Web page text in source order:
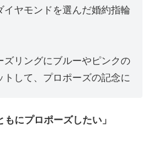
イヤモンドを選んだ婚約指輪
ズリングにブルーやピンクの
トして、プロポーズの記念に
もにプロポーズしたい」